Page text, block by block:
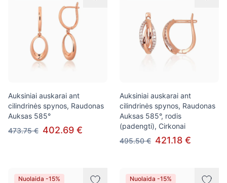
Auksiniai auskarai ant
cilindrinės spynos, Raudonas
Auksas 585°
473.75 € 402.69 €
Auksiniai auskarai ant
cilindrinės spynos, Raudonas
Auksas 585°, rodis
(padengti), Cirkonai
495.50 € 421.18 €
Nuolaida -15% Nuolaida -15%